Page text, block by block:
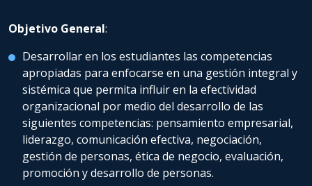
Objetivo General:
Desarrollar en los estudiantes las competencias
apropiadas para enfocarse en una gestión integral y
sistémica que permita influir en la efectividad
organizacional por medio del desarrollo de las
siguientes competencias: pensamiento empresarial,
liderazgo, comunicación efectiva, negociación,
gestión de personas, ética de negocio, evaluación,
promoción y desarrollo de personas.